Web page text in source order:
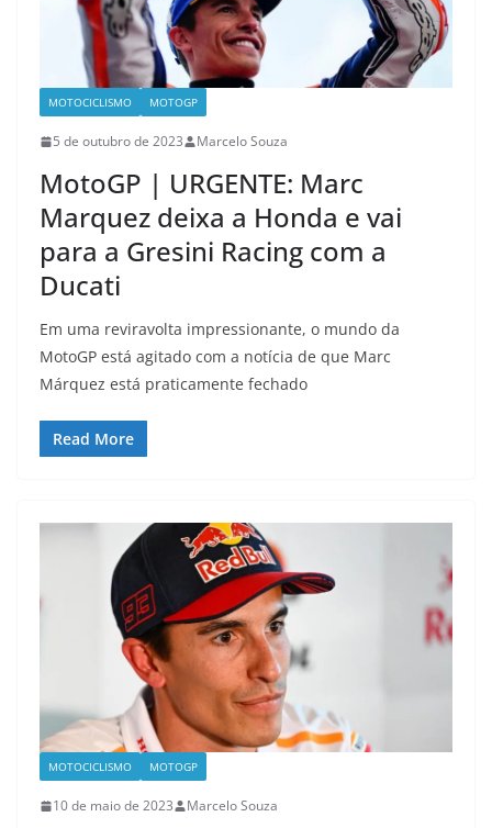
MOTOCICLISMO MOTOGP
5 de outubro de 2023 Marcelo Souza
MotoGP | URGENTE: Marc
Marquez deixa a Honda e vai
para a Gresini Racing com a
Ducati
Em uma reviravolta impressionante, o mundo da
MotoGP está agitado com a notícia de que Marc
Márquez está praticamente fechado
Read More
MOTOCICLISMO MOTOGP
10 de maio de 2023 Marcelo Souza